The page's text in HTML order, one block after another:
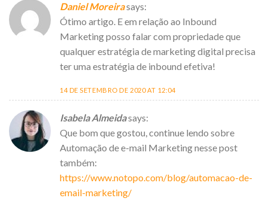
Daniel Moreirasays:
Ótimo artigo. E em relação ao Inbound
Marketing posso falar com propriedade que
qualquer estratégia de marketing digital precisa
ter uma estratégia de inbound efetiva!
14 DE SETEMBRO DE 2020 AT 12:04
Isabela Almeidasays:
Que bom que gostou, continue lendo sobre
Automação de e-mail Marketing nesse post
também:
https://www.notopo.com/blog/automacao-de-
email-marketing/